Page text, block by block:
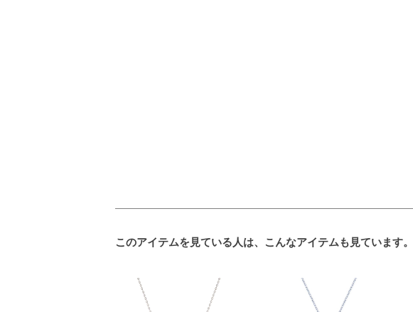
このアイテムを見ている人は、こんなアイテムも見ています。